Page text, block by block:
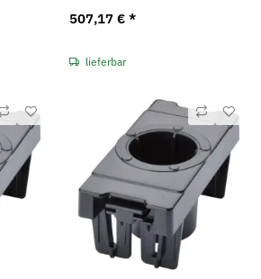
(BxTxH): 49 x 103 x 17
507,17 € *
lieferbar